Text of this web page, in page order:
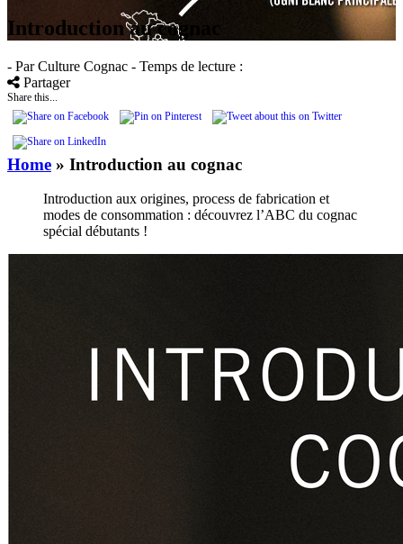
Introduction au cognac
- Par Culture Cognac - Temps de lecture :
Partager
Share this...
Home » Introduction au cognac
Introduction aux origines, process de fabrication et
modes de consommation : découvrez l’ABC du cognac
spécial débutants !